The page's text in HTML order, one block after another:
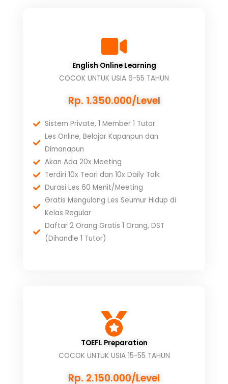
English Online Learning
COCOK UNTUK USIA 6-55 TAHUN
Rp. 1.350.000/Level
Sistem Private, 1 Member 1 Tutor
Les Online, Belajar Kapanpun dan
Dimanapun
Akan Ada 20x Meeting
Terdiri 10x Teori dan 10x Daily Talk
Durasi Les 60 Menit/Meeting
Gratis Mengulang Les Seumur Hidup di
Kelas Regular
Daftar 2 Orang Gratis 1 Orang, DST
(Dihandle 1 Tutor)
TOEFL Preparation
COCOK UNTUK USIA 15-55 TAHUN
Rp. 2.150.000/Level